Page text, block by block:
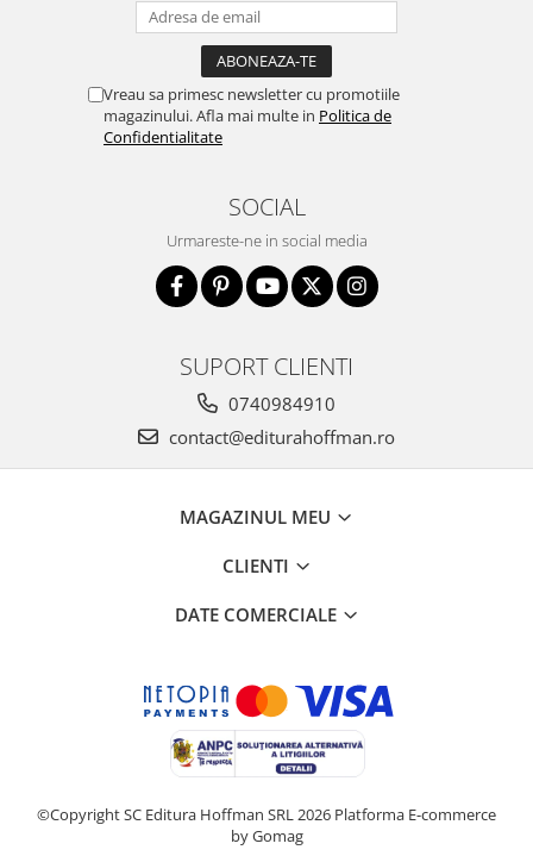
Vreau sa primesc newsletter cu promotiile
magazinului. Afla mai multe in Politica de
Confidentialitate
SOCIAL
Urmareste-ne in social media
SUPORT CLIENTI
0740984910
contact@editurahoffman.ro
MAGAZINUL MEU
CLIENTI
DATE COMERCIALE
©Copyright SC Editura Hoffman SRL 2026 Platforma E-commerce
by Gomag